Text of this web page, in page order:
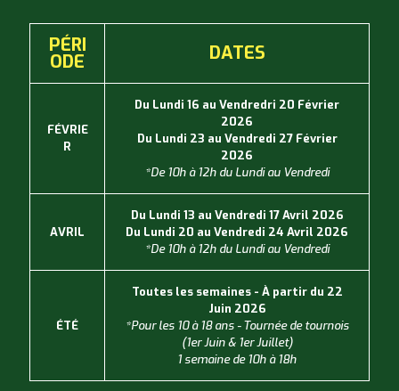
PÉRI
ODE DATES
FÉVRIE
R
Du Lundi 16 au Vendredri 20 Février
2026
Du Lundi 23 au Vendredi 27 Février
2026
*De 10h à 12h du Lundi au Vendredi
AVRIL
Du Lundi 13 au Vendredi 17 Avril 2026
Du Lundi 20 au Vendredi 24 Avril 2026
*De 10h à 12h du Lundi au Vendredi
ÉTÉ
Toutes les semaines - À partir du 22
Juin 2026
*Pour les 10 à 18 ans - Tournée de tournois
(1er Juin & 1er Juillet)
1 semaine de 10h à 18h